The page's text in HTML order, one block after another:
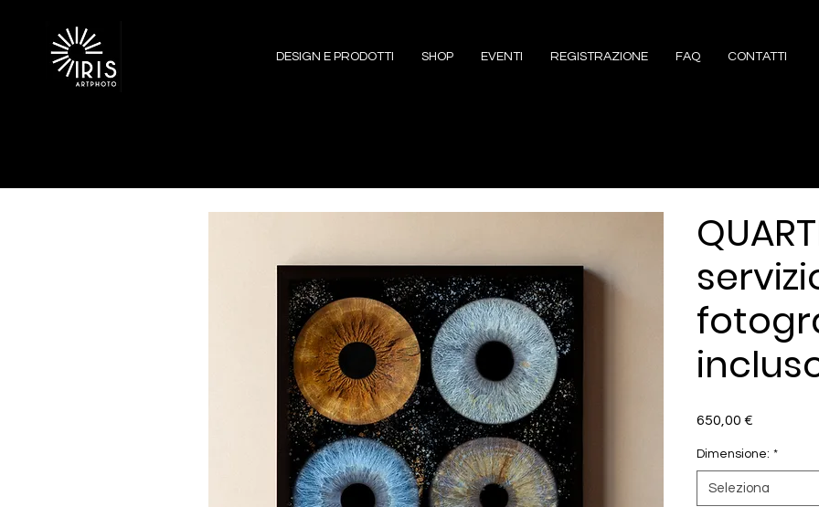
DESIGN E PRODOTTI SHOP EVENTI REGISTRAZIONE FAQ CONTATTI
650,00 €
Dimensione: *
Seleziona